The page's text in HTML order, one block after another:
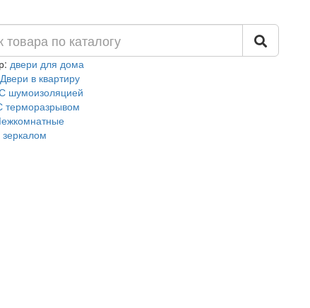
двери для дома
Двери в квартиру
шумоизоляцией